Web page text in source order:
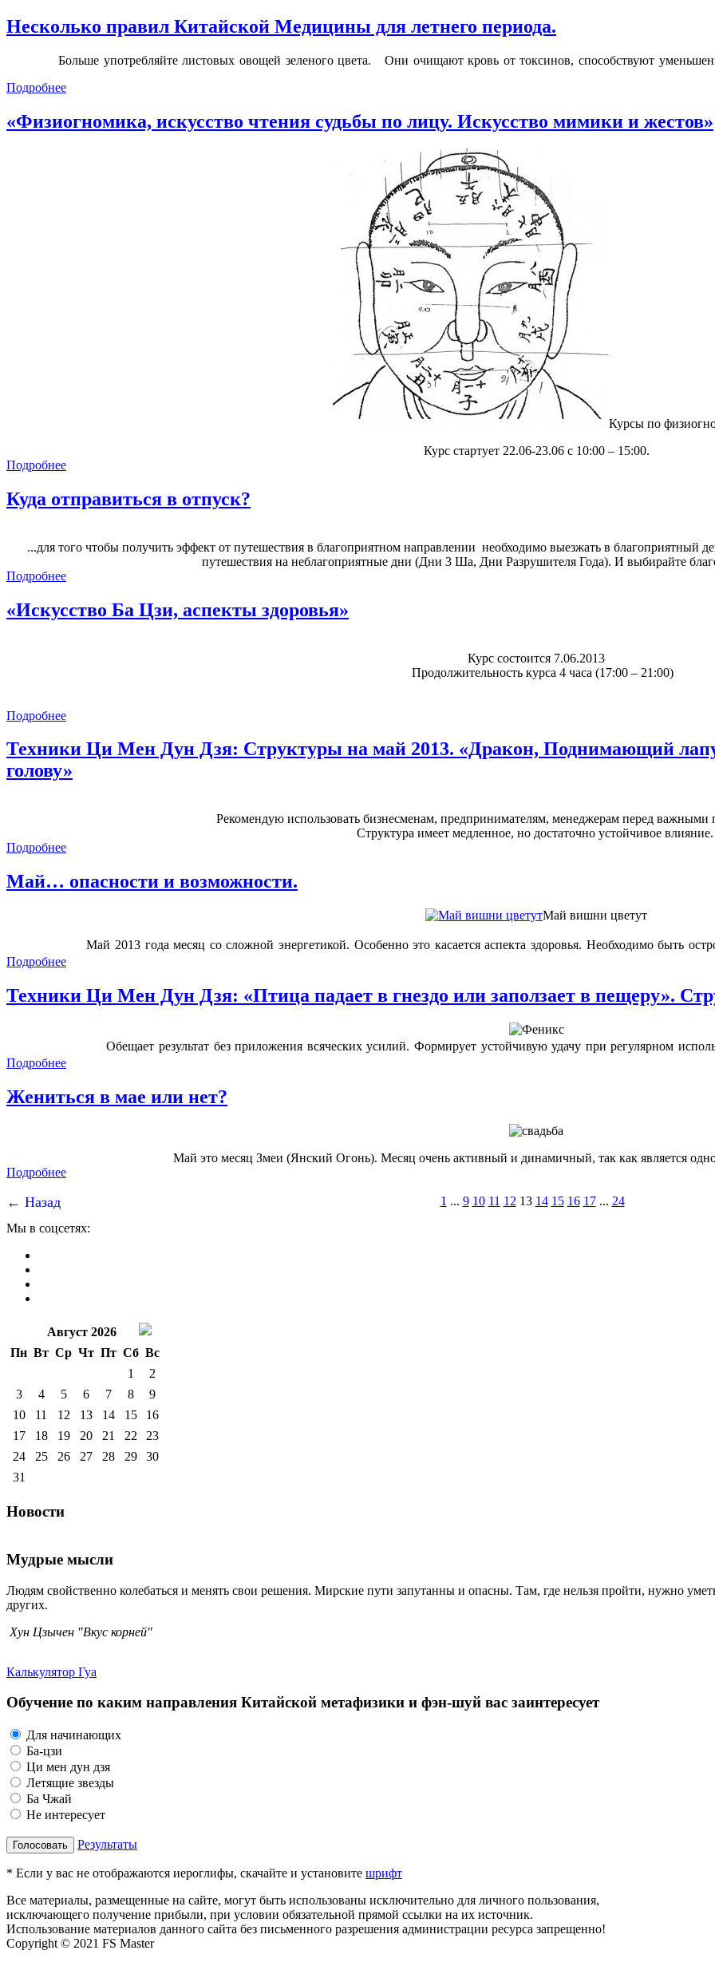
Несколько правил Китайской Медицины для летнего периода.
Больше употребляйте листовых овощей зеленого цвета. Они очищают кровь от токсинов, способствуют
Подробнее
«Физиогномика, искусство чтения судьбы по лицу. Искусство мимики и жестов»
Курсы по
Курс стартует 22.06-23.06 с 10:00 – 15:00.
Подробнее
Куда отправиться в отпуск?
...для того чтобы получить эффект от путешествия в благоприятном направлении необходимо выезжать в благоприятный
путешествия на неблагоприятные дни (Дни 3 Ша, Дни Разрушителя Года). И выбирайте
Подробнее
«Искусство Ба Цзи, аспекты здоровья»
Курс состоится 7.06.2013
Продолжительность курса 4 часа (17:00 – 21:00)
Подробнее
Техники Ци Мен Дун Дзя: Структуры на май 2013. «Дракон, Поднимающий
голову»
Рекомендую использовать бизнесменам, предпринимателям, менеджерам перед важными
Структура имеет медленное, но достаточно устойчивое влияние.
Подробнее
Май… опасности и возможности.
Май вишни цветут
Май 2013 года месяц со сложной энергетикой. Особенно это касается аспекта здоровья. Необходимо быть
Подробнее
Техники Ци Мен Дун Дзя: «Птица падает в гнездо или заползает в пещеру».
Обещает результат без приложения всяческих усилий. Формирует устойчивую удачу при регулярном
Подробнее
Жениться в мае или нет?
Май это месяц Змеи (Янский Огонь). Месяц очень активный и динамичный, так как является
Подробнее
← Назад 1 ... 9 10 11 12 13 14 15 16 17 ... 24
Мы в соцсетях:
Август 2026
Пн Вт Ср Чт Пт Сб Вс
1
2
3
4 5 6 7 8
9
10
11 12 13 14 15
16
17
18 19 20 21 22
23
24
25 26 27 28 29
30
31
Новости
Мудрые мысли
Людям свойственно колебаться и менять свои решения. Мирские пути запутанны и опасны. Там, где нельзя пройти, нужно
других.
Хун Цзычен "Вкус корней"
Калькулятор Гуа
Обучение по каким направления Китайской метафизики и фэн-шуй вас заинтересует
Для начинающих
Ба-цзи
Ци мен дун дзя
Летящие звезды
Ба Чжай
Не интересует
Голосовать Результаты
* Если у вас не отображаются иероглифы, скачайте и установите шрифт
Все материалы, размещенные на сайте, могут быть использованы исключительно для личного пользования,
исключающего получение прибыли, при условии обязательной прямой ссылки на их источник.
Использование материалов данного сайта без письменного разрешения администрации ресурса запрещенно!
Copyright © 2021 FS Master